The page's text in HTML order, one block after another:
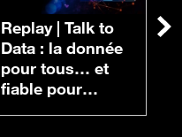
Replay |
Data : la donnée
pour tous… et
fiable pour